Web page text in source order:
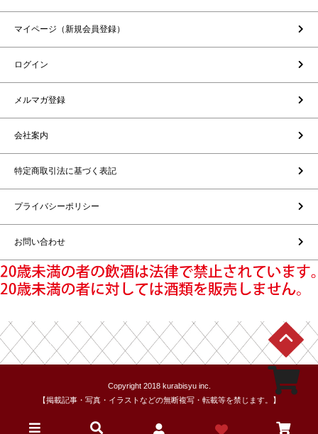
マイページ（新規会員登録）
ログイン
メルマガ登録
会社案内
特定商取引法に基づく表記
プライバシーポリシー
お問い合わせ
Copyright 2018 kurabisyu inc.
【掲載記事・写真・イラストなどの無断複写・転載等を禁じます。】